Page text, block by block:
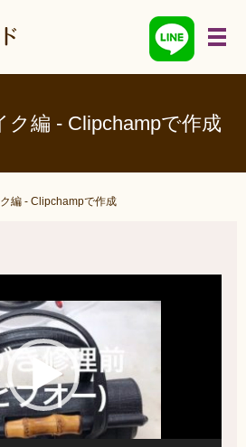
メ
ク編 ‐ Clipchampで作成
編 ‐ Clipchampで作成